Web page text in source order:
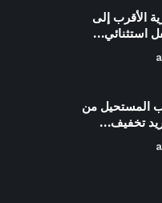
الأقرب إلى
استثنائي…
المستحيل من
تخفيف…